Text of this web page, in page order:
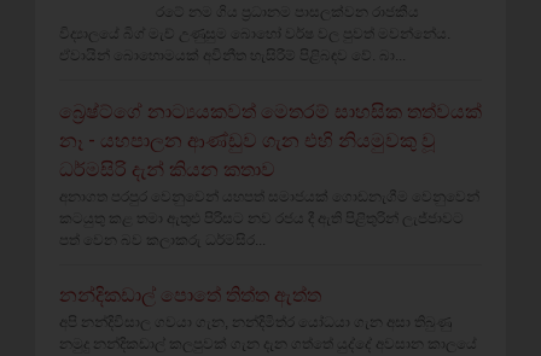
රටේ නම ගිය ප්‍රධානම පාසලක්වන රාජකීය
විද්‍යාලයේ බිග් මැච් උණුසුම බොහෝ වර්ෂ වල පුවත් මවන්නේය.
ඒවායින් බොහොමයක් අවිනීත හැසිරීම් පිළිබඳව වේ. බා...
බ්‍රෙෂ්ට්ගේ නාට්‍යයකවත් මෙතරම් සාහසික තත්වයක්
නෑ - යහපාලන ආණ්ඩුව ගැන එහි නියමුවකු වූ
ධර්මසිරි දැන් කියන කතාව
අනාගත පරපුර වෙනුවෙන් යහපත් සමාජයක් ගොඩනැගීම වෙනුවෙන්
කටයුතු කළ තමා ඇතුළු පිරිසට නව රජය දී ඇති පිළිතුරින් ලැජ්ජාවට
පත් වෙන බව කලාකරු ධර්මසිර...
නන්දිකඩාල් පොතේ තිත්ත ඇත්ත
අපි නන්දිවිසාල ගවයා ගැන, නන්දිමිත්ර යෝධයා ගැන අසා තිබුණු
නමුදු නන්දිකඩාල් කලපුවක් ගැන දැන ගත්තේ යුද්දේ අවසාන කාලයේ